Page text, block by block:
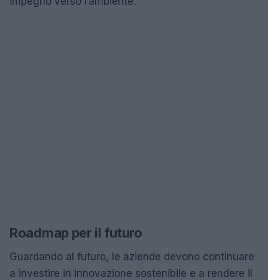
Roadmap per il futuro
Guardando al futuro, le aziende devono continuare
a investire in innovazione sostenibile e a rendere il